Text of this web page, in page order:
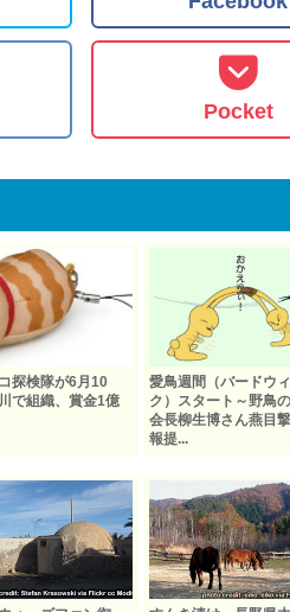
Pocket
探検隊が6月10
で組織、賞金1億
愛鳥週間（バードウ
ク）スタート～野鳥
会長柳生博さん燕目
報提...